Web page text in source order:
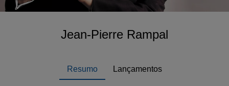
Jean-Pierre Rampal
Resumo Lançamentos